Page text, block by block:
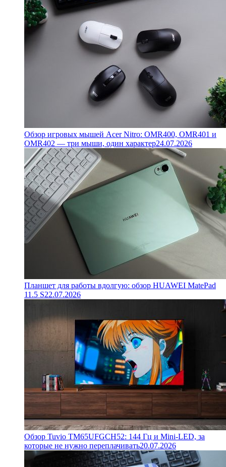
Обзор игровых мышей Acer Nitro: OMR400, OMR401 и
OMR402 — три мыши, один характер24.07.2026
Планшет для работы вдолгую: обзор HUAWEI MatePad
11.5 S22.07.2026
Обзор Tuvio TM65UFGCH52: 144 Гц и Mini-LED, за
которые не нужно переплачивать20.07.2026